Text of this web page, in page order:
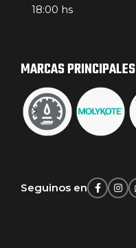
18:00 hs
MARCAS PRINCIPALES
Seguinos en